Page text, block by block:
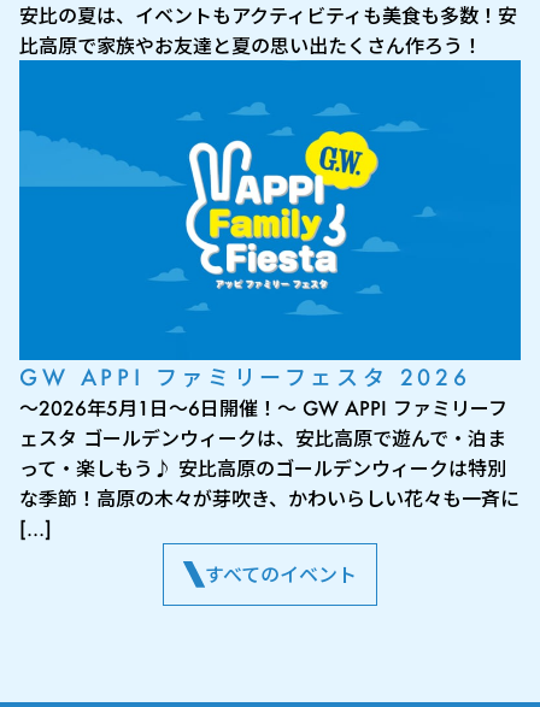
安比の夏は、イベントもアクティビティも美食も多数！安
比高原で家族やお友達と夏の思い出たくさん作ろう！
GW APPI ファミリーフェスタ 2026
～2026年5月1日～6日開催！～ GW APPI ファミリーフ
ェスタ ゴールデンウィークは、安比高原で遊んで・泊ま
って・楽しもう♪ 安比高原のゴールデンウィークは特別
な季節！高原の木々が芽吹き、かわいらしい花々も一斉に
[…]
すべてのイベント